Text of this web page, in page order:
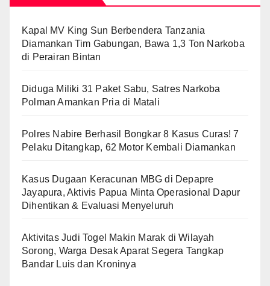
Kapal MV King Sun Berbendera Tanzania
Diamankan Tim Gabungan, Bawa 1,3 Ton Narkoba
di Perairan Bintan
Diduga Miliki 31 Paket Sabu, Satres Narkoba
Polman Amankan Pria di Matali
Polres Nabire Berhasil Bongkar 8 Kasus Curas! 7
Pelaku Ditangkap, 62 Motor Kembali Diamankan
Kasus Dugaan Keracunan MBG di Depapre
Jayapura, Aktivis Papua Minta Operasional Dapur
Dihentikan & Evaluasi Menyeluruh
Aktivitas Judi Togel Makin Marak di Wilayah
Sorong, Warga Desak Aparat Segera Tangkap
Bandar Luis dan Kroninya